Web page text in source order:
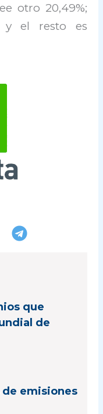
otro 20,49%;
y el resto es
que
de
de emisiones